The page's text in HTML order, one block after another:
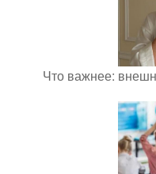
Что важнее: